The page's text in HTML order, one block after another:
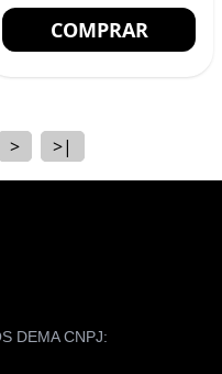
COMPRAR
> >|
DEMA CNPJ: